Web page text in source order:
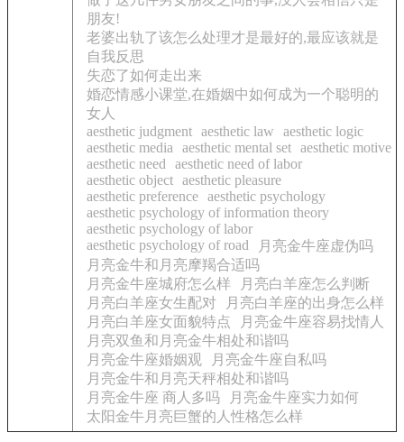
朋友!
老婆出轨了该怎么处理才是最好的,最应该就是
自我反思
失恋了如何走出来
婚恋情感小课堂,在婚姻中如何成为一个聪明的
女人
aesthetic judgment aesthetic law
aesthetic logic
aesthetic media
aesthetic mental set aesthetic motive
aesthetic need
aesthetic need of labor
aesthetic object aesthetic pleasure
aesthetic preference aesthetic psychology
aesthetic psychology of information theory
aesthetic psychology of labor
aesthetic psychology of road
月亮金牛座虚伪吗
月亮金牛和月亮摩羯合适吗
月亮金牛座城府怎么样
月亮白羊座怎么判断
月亮白羊座女生配对
月亮白羊座的出身怎么样
月亮白羊座女面貌特点
月亮金牛座容易找情人
月亮双鱼和月亮金牛相处和谐吗
月亮金牛座婚姻观
月亮金牛座自私吗
月亮金牛和月亮天秤相处和谐吗
月亮金牛座 商人多吗
月亮金牛座实力如何
太阳金牛月亮巨蟹的人性格怎么样